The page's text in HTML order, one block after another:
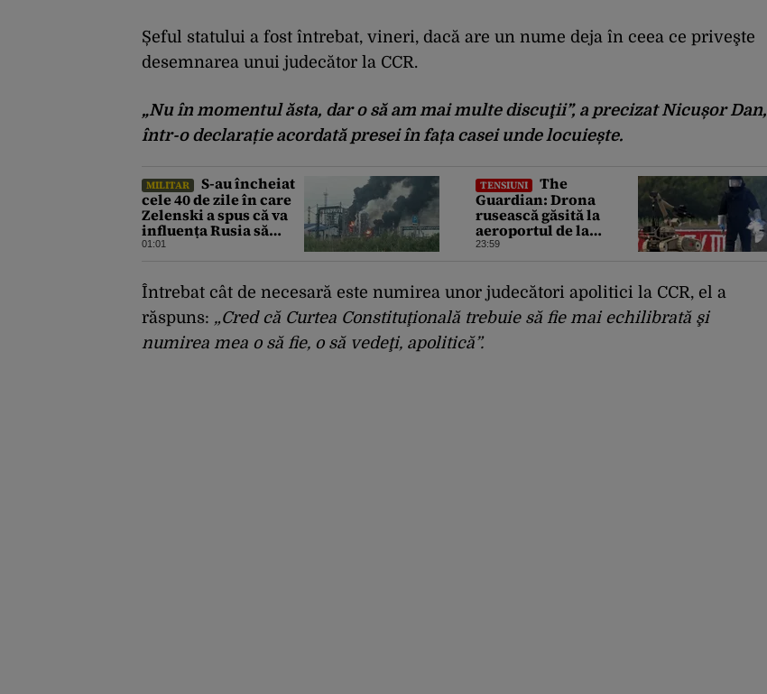
Șeful statului a fost întrebat, vineri, dacă are un nume deja în ceea ce priveşte
desemnarea unui judecător la CCR.
„Nu în momentul ăsta, dar o să am mai multe discuţii”, a precizat Nicușor Dan,
într-o declarație acordată presei în fața casei unde locuiește.
MILITAR
S-au încheiat
cele 40 de zile în care
Zelenski a spus că va
influența Rusia să
ceară pace. Ce
01:01
TENSIUNI
The
Guardian: Drona
rusească găsită la
aeroportul de la
Leipzig ar putea
tensiunilor NATO-
Rusia
23:59
Întrebat cât de necesară este numirea unor judecători apolitici la CCR, el a
răspuns: „Cred că Curtea Constituţională trebuie să fie mai echilibrată şi
numirea mea o să fie, o să vedeţi, apolitică”.